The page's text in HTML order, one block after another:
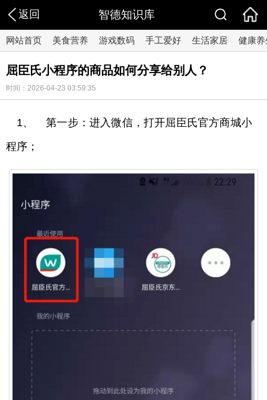
返回 智德知识库
网站首页 美食营养 游戏数码 手工爱好 生活家居 健康养
屈臣氏小程序的商品如何分享给别人？
时间：2026-04-23 03:59:35
1、 第一步：进入微信，打开屈臣氏官方商城小
程序；